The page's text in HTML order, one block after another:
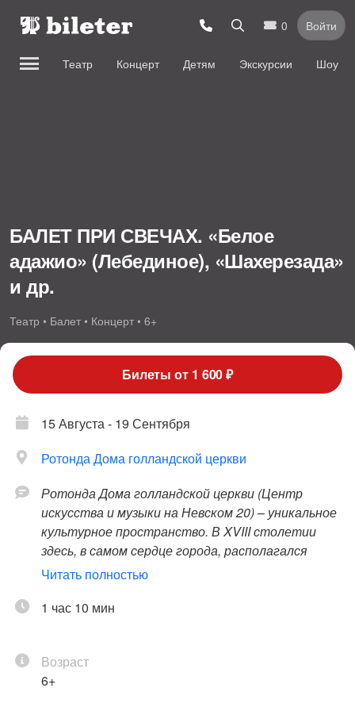
0 Войти
Театр Концерт Детям Экскурсии Шоу
БАЛЕТ ПРИ СВЕЧАХ. «Белое
адажио» (Лебединое), «Шахерезада»
и др.
Театр • Балет • Концерт • 6+
Билеты от 1 600 ₽
15 Августа - 19 Сентября
Ротонда Дома голландской церкви
Ротонда Дома голландской церкви (Центр
искусства и музыки на Невском 20)– уникальное
культурное пространство. В XVIII столетии
здесь, в самом сердце города, располагался
голландский квартал, а историческое здание
роскошным органом Walcker, ныне радующим
исторический голландский орган 1910 года
мастера Марта Вермейлена, привезенный из
Читать полностью
1 час 10 мин
Возраст
6+